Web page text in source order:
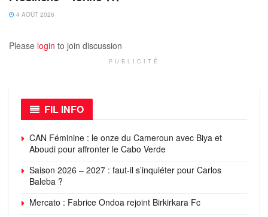
4 AOÛT 2026
Please login to join discussion
PUBLICITÉ
FIL INFO
CAN Féminine : le onze du Cameroun avec Biya et
Aboudi pour affronter le Cabo Verde
Saison 2026 – 2027 : faut-il s’inquiéter pour Carlos
Baleba ?
Mercato : Fabrice Ondoa rejoint Birkirkara Fc